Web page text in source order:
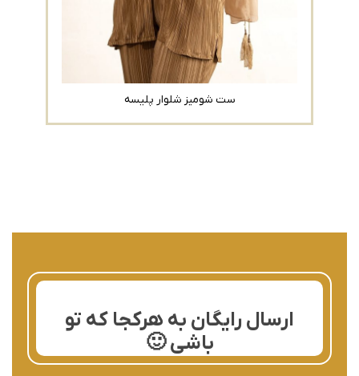
ست شومیز شلوار پلیسه
ارسال رایگان به هرکجا که تو
باشی 🙂